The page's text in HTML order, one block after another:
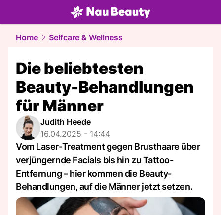
beauty.NAU.ch
Home Selfcare & Wellness
Die beliebtesten
Beauty-Behandlungen
für Männer
Judith Heede
16.04.2025 - 14:44
Vom Laser-Treatment gegen Brusthaare über
verjüngernde Facials bis hin zu Tattoo-
Entfernung – hier kommen die Beauty-
Behandlungen, auf die Männer jetzt setzen.